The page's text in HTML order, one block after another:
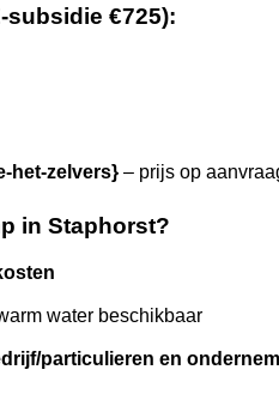
subsidie €725):
het-zelvers} – prijs op
in Staphorst?
water beschikbaar
particulieren en